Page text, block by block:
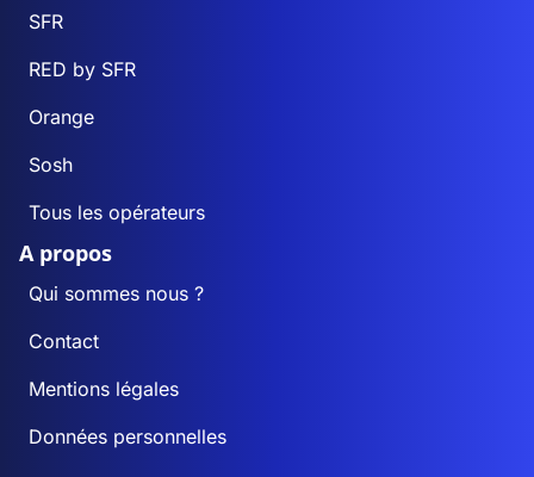
SFR
RED by SFR
Orange
Sosh
Tous les opérateurs
A propos
Qui sommes nous ?
Contact
Mentions légales
Données personnelles